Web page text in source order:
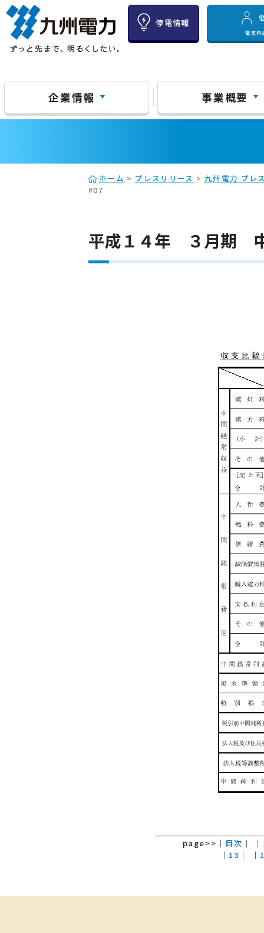
停電情報
電気料
企業情報 事業概要
ホーム > プレスリリース > 九州電力 プレ
#07
平成１４年 ３月期
page>> ｜ 目次 ｜ ｜
｜ 13 ｜ ｜